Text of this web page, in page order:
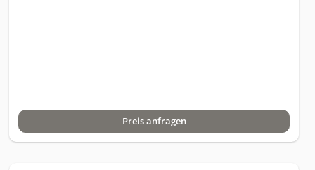
umfasst :iMRS prime Steuer-PaneliMRS prime
ConnectorboxExagon FIR-Applikator20-PIN prime
VerbindungskabelNetzteilSoftware Programme: Manueller
Preis anfragen